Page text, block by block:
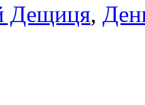
Дещиця,